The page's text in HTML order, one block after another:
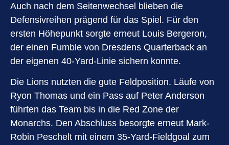
Auch nach dem Seitenwechsel blieben die
Defensivreihen prägend für das Spiel. Für den
ersten Höhepunkt sorgte erneut Louis Bergeron,
der einen Fumble von Dresdens Quarterback an
der eigenen 40-Yard-Linie sichern konnte.
Die Lions nutzten die gute Feldposition. Läufe von
Ryon Thomas und ein Pass auf Peter Anderson
führten das Team bis in die Red Zone der
Monarchs. Den Abschluss besorgte erneut Mark-
Robin Peschelt mit einem 35-Yard-Fieldgoal zum